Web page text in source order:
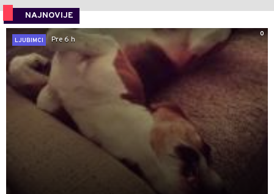
NAJNOVIJE
0
LJUBIMCI
Pre 6 h